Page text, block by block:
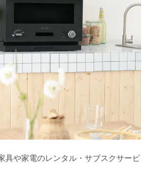
具や家電のレンタル・サブスクサービ